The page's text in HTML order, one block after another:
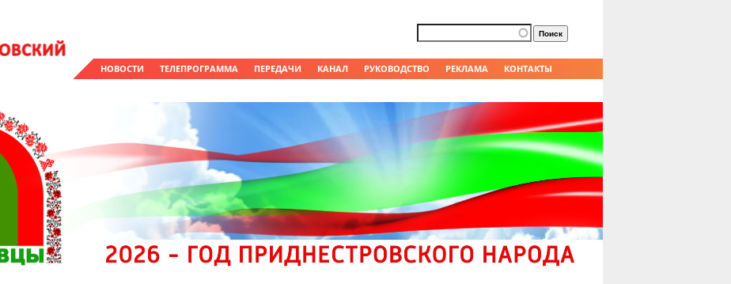
НОВОСТИ ТЕЛЕПРОГРАММА ПЕРЕДАЧИ КАНАЛ РУКОВОДСТВО РЕКЛАМА КОНТАКТЫ
Форма поиска
Поиск